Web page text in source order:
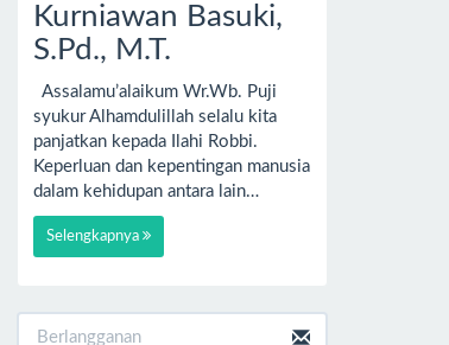
Kurniawan Basuki,
S.Pd., M.T.
Assalamu’alaikum Wr.Wb. Puji
syukur Alhamdulillah selalu kita
panjatkan kepada Ilahi Robbi.
Keperluan dan kepentingan manusia
dalam kehidupan antara lain…
Selengkapnya